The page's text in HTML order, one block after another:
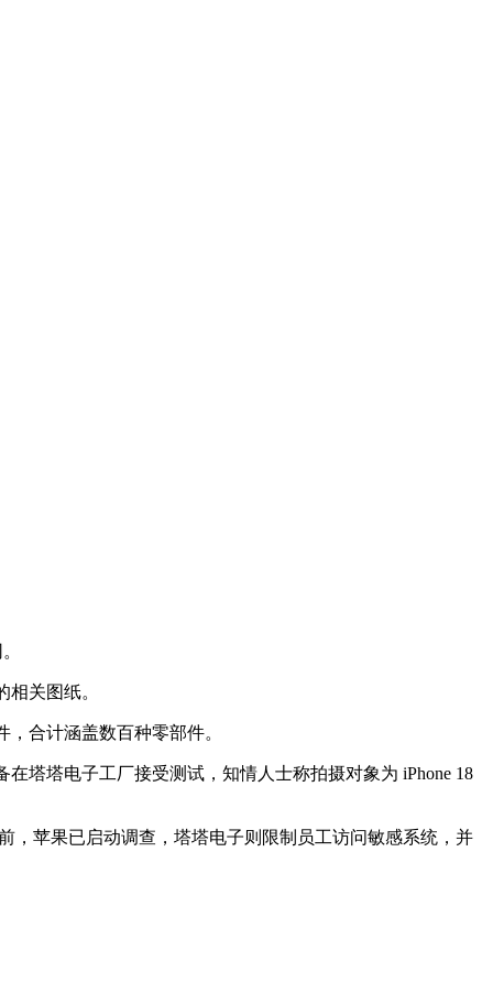
关图纸。
合计涵盖数百种零部件。
塔塔电子工厂接受测试，知情人士称拍摄对象为 iPhone 18
，苹果已启动调查，塔塔电子则限制员工访问敏感系统，并